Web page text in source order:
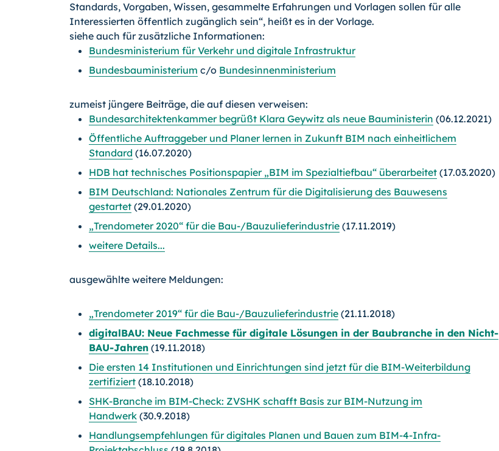
Standards, Vorgaben, Wissen, gesammelte Erfahrungen und Vorlagen sollen für alle
Interessierten öffentlich zugänglich sein“, heißt es in der Vorlage.
siehe auch für zusätzliche Informationen:
Bundesministerium für Verkehr und digitale Infrastruktur
Bundesbauministerium c/o Bundesinnenministerium
zumeist jüngere Beiträge, die auf diesen verweisen:
Bundesarchitektenkammer begrüßt Klara Geywitz als neue Bauministerin (06.12.2021)
Öffentliche Auftraggeber und Planer lernen in Zukunft BIM nach einheitlichem
Standard (16.07.2020)
HDB hat technisches Positionspapier „BIM im Spezialtiefbau“ überarbeitet (17.03.2020)
BIM Deutschland: Nationales Zentrum für die Digitalisierung des Bauwesens
gestartet (29.01.2020)
„Trendometer 2020“ für die Bau-/Bauzulieferindustrie (17.11.2019)
weitere Details...
ausgewählte weitere Meldungen:
„Trendometer 2019“ für die Bau-/Bauzuliefer­industrie (21.11.2018)
digitalBAU: Neue Fachmesse für digitale Lösungen in der Baubranche in den Nicht-
BAU-Jahren (19.11.2018)
Die ersten 14 Institutionen und Einrichtungen sind jetzt für die BIM-Weiterbildung
zertifiziert (18.10.2018)
SHK-Branche im BIM-Check: ZVSHK schafft Basis zur BIM-Nutzung im
Handwerk (30.9.2018)
Handlungsempfehlungen für digitales Planen und Bauen zum BIM-4-Infra-